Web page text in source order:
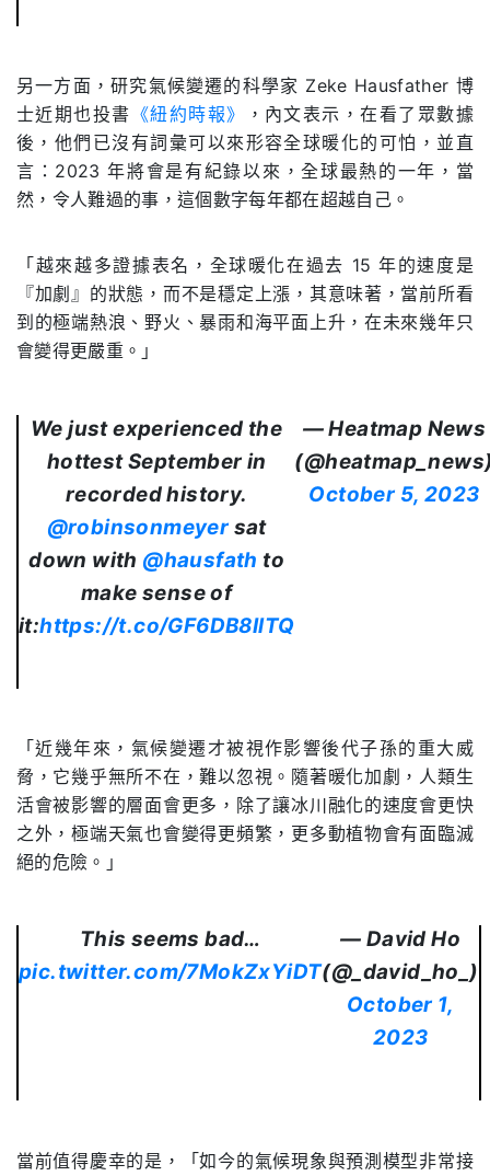
另一方面，研究氣候變遷的科學家 Zeke Hausfather 博
士近期也投書 《紐約時報》
，內文表示，在看了眾數據
後，他們已沒有詞彙可以來形容全球暖化的可怕，並直
言：2023 年將會是有紀錄以來，全球最熱的一年，當
然，令人難過的事，這個數字每年都在超越自己。
「越來越多證據表名，全球暖化在過去 15 年的速度是
『加劇』的狀態，而不是穩定上漲，其意味著，當前所看
到的極端熱浪、野火、暴雨和海平面上升，在未來幾年只
會變得更嚴重。」
We just experienced the
hottest September in
recorded history.
@robinsonmeyer sat
down with @hausfath to
make sense of
it:https://t.co/GF6DB8IlTQ
— Heatmap News
October 5, 2023
「近幾年來，氣候變遷才被視作影響後代子孫的重大威
脅，它幾乎無所不在，難以忽視。隨著暖化加劇，人類生
活會被影響的層面會更多，除了讓冰川融化的速度會更快
之外，極端天氣也會變得更頻繁，更多動植物會有面臨滅
絕的危險。」
This seems bad…
pic.twitter.com/7MokZxYiDT
— David Ho
(@_david_ho_)
October 1,
2023
當前值得慶幸的是，「如今的氣候現象與預測模型非常接